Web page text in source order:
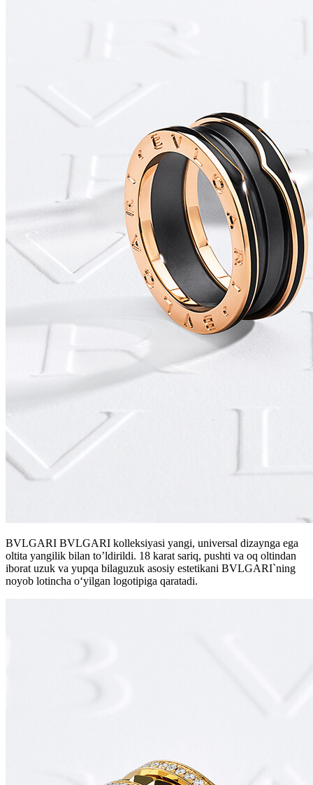
BVLGARI BVLGARI kolleksiyasi yangi, universal dizaynga ega
oltita yangilik bilan to’ldirildi. 18 karat sariq, pushti va oq oltindan
iborat uzuk va yupqa bilaguzuk asosiy estetikani BVLGARI`ning
noyob lotincha o‘yilgan logotipiga qaratadi.